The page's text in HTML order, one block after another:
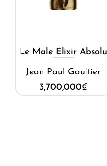
Le Male Elixir Absolu
Jean Paul Gaultier
3,700,000₫